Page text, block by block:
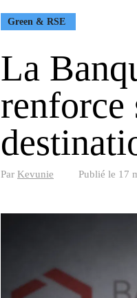
Green & RSE
La
renforce
Par Kevunie Publié le 17